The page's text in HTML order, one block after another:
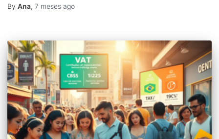
By Ana, 7 meses ago